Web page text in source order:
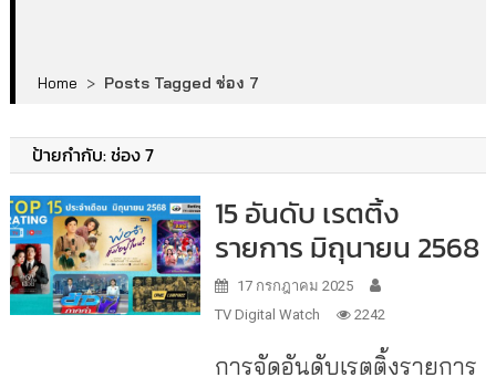
Home > Posts Tagged ช่อง 7
ป้ายกำกับ:ช่อง 7
15 อันดับ เรตติ้ง
รายการ มิถุนายน 2568
17 กรกฎาคม 2025
TV Digital Watch
2242
การจัดอันดับเรตติ้งรายการ